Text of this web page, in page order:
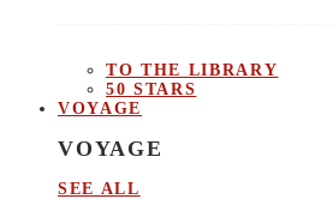
TO THE LIBRARY
50 STARS
VOYAGE
VOYAGE
SEE ALL